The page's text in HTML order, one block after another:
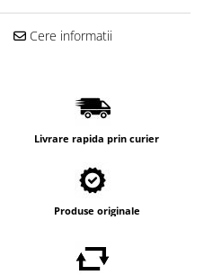
Cere informatii
Livrare rapida prin curier
Produse originale